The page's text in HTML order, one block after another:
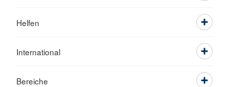
Helfen
International
Bereiche